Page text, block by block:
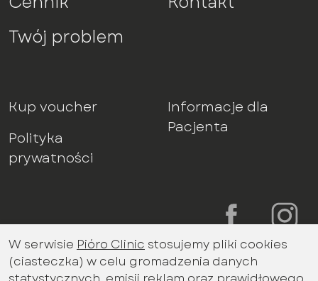
Twój problem
Kup voucher
Polityka
prywatności
Informacje dla
Pacjenta
Bądź na bieżąco z aktualnościami
promocjami miesiąca
W serwisie Pióro Clinic stosujemy pliki cookies
(ciasteczka) w celu gromadzenia danych